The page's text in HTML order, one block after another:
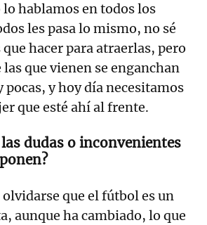
hablamos en todos los
les pasa lo mismo, no sé
hacer para atraerlas, pero
las que vienen se enganchan
y hoy día necesitamos
que esté ahí al frente.
las dudas o inconvenientes
que el fútbol es un
aunque ha cambiado, lo que